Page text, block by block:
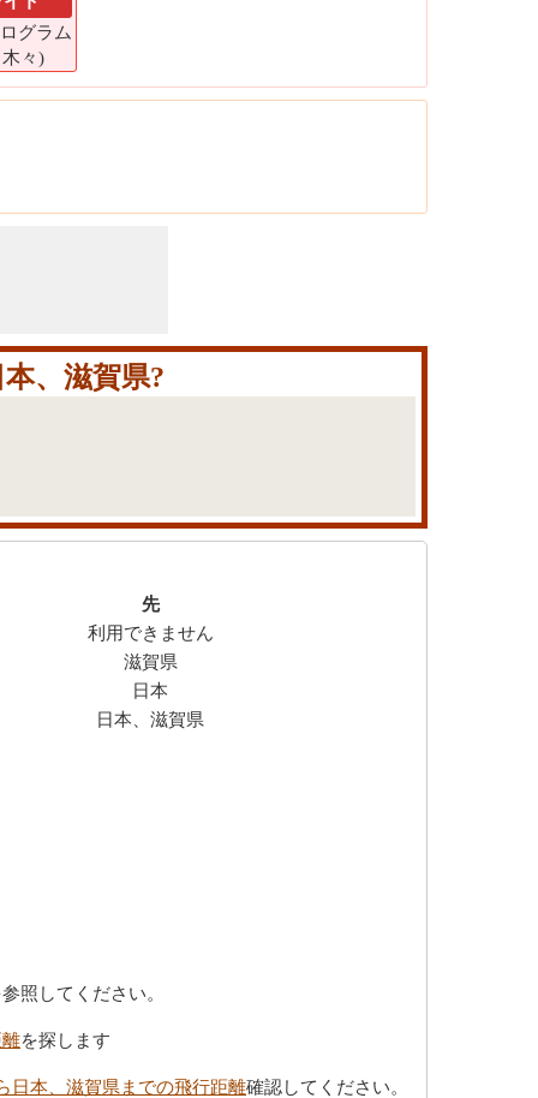
グラム
々)
、滋賀県?
先
利用できません
滋賀県
日本
日本、滋賀県
参照してください。
を探します
日本、滋賀県までの飛行距離確認してください。